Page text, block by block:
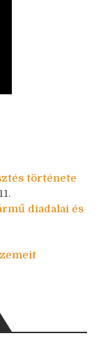
története
diadalai és